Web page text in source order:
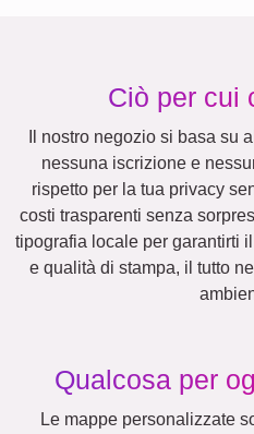
Ciò per cui
Il nostro negozio si basa su
nessuna iscrizione e
rispetto per la tua privacy
costi trasparenti senza
tipografia locale per garantirti
e qualità di stampa, il tutto
Qualcosa per
Le mappe personalizzate